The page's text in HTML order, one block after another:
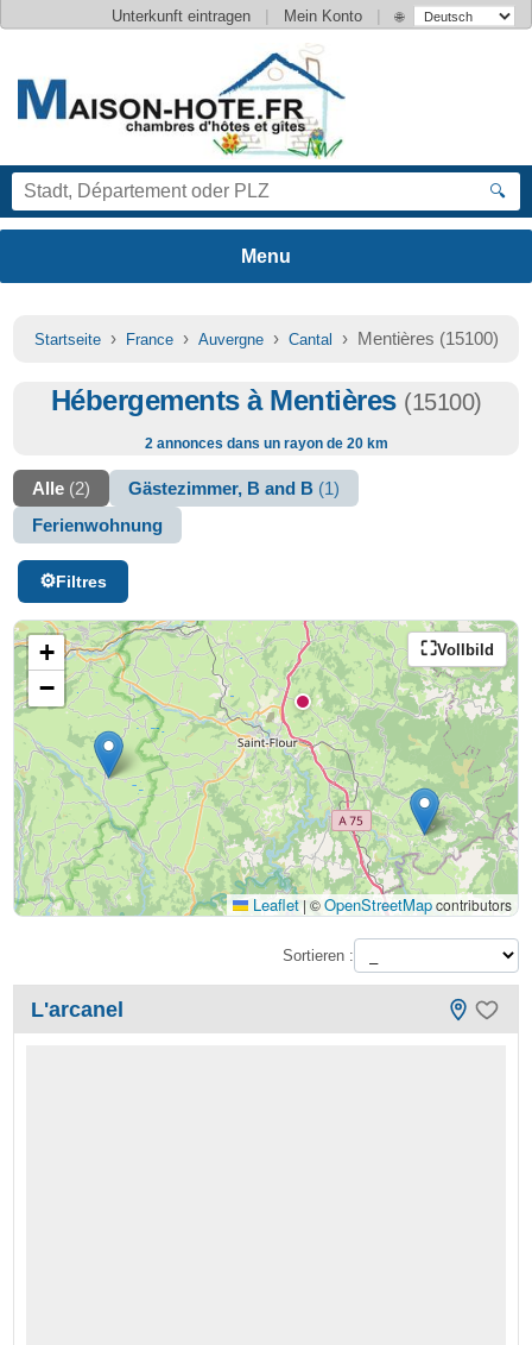
Unterkunft eintragen | Mein Konto | 🌐
🔍
Startseite› France› Auvergne› Cantal › Mentières (15100)
Hébergements à Mentières (15100)
2 annonces dans un rayon de 20 km
Alle (2) Gästezimmer, B and B (1)
Ferienwohnung
Filtres
Vollbild
+
−
Leaflet| ©OpenStreetMapcontributors
Sortieren :
L'arcanel